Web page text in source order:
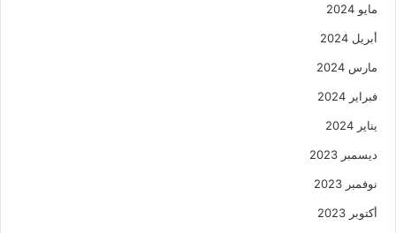
مايو 2024
أبريل 2024
مارس 2024
فبراير 2024
يناير 2024
ديسمبر 2023
نوفمبر 2023
أكتوبر 2023